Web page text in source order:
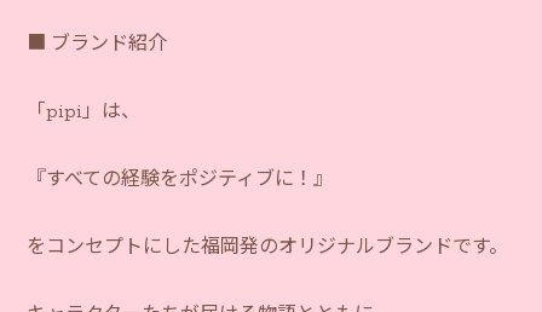
■ ブランド紹介
「pipi」は、
『すべての経験をポジティブに！』
をコンセプトにした福岡発のオリジナルブランドです。